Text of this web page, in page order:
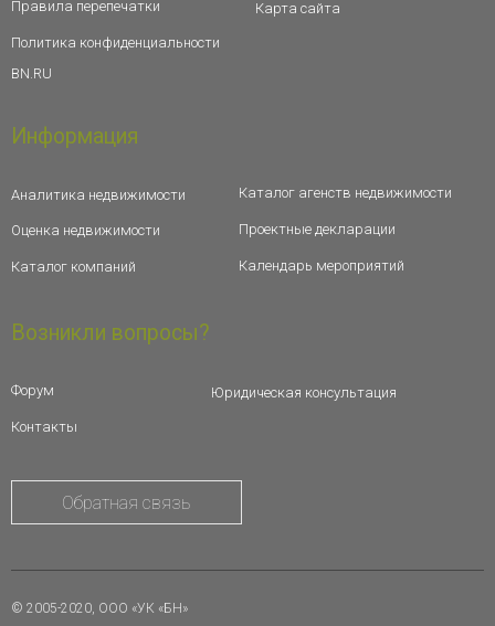
Правила перепечатки
Политика конфиденциальности
BN.RU
Карта сайта
Информация
Аналитика недвижимости
Оценка недвижимости
Каталог компаний
Каталог агенств недвижимости
Проектные декларации
Календарь мероприятий
Возникли вопросы?
Форум
Контакты
Юридическая консультация
Обратная связь
© 2005-2020, ООО «УК «БН»